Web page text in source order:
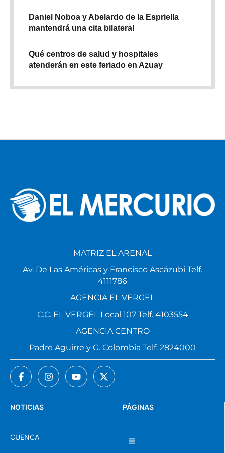
Daniel Noboa y Abelardo de la Espriella
mantendrá una cita bilateral
Qué centros de salud y hospitales
atenderán en este feriado en Azuay
PÁGINAS
NOTICIAS
CUENCA
MATRIZ EL ARENAL
Av. De Las Américas y Francisco Ascázubi Telf.
4111786
AGENCIA EL VERGEL
C.C. EL VERGEL Local 107 Telf. 4103554
AGENCIA CENTRO
Padre Aguirre y G. Colombia Telf. 2824000